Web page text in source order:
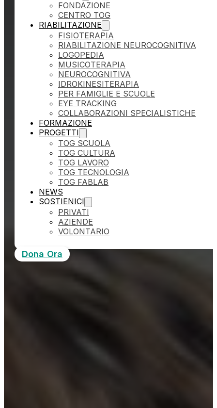
FONDAZIONE
CENTRO TOG
RIABILITAZIONE
FISIOTERAPIA
RIABILITAZIONE NEUROCOGNITIVA
LOGOPEDIA
MUSICOTERAPIA
NEUROCOGNITIVA
IDROKINESITERAPIA
PER FAMIGLIE E SCUOLE
EYE TRACKING
COLLABORAZIONI SPECIALISTICHE
FORMAZIONE
PROGETTI
TOG SCUOLA
TOG CULTURA
TOG LAVORO
TOG TECNOLOGIA
TOG FABLAB
NEWS
SOSTIENICI
PRIVATI
AZIENDE
VOLONTARIO
Dona Ora